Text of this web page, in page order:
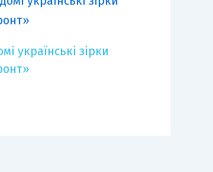
українські зірки